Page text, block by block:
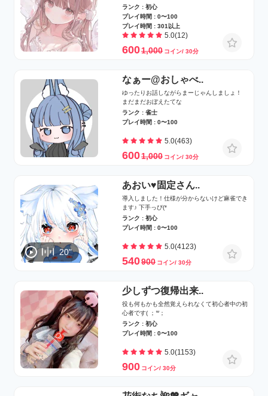
ランク : 初心
プレイ時間 : 0〜100
プレイ時間 : 301以上
5.0(12)
6001,000 コイン/ 30分
なぁー@おしゃべ..
ゆったりお話しながらまーじゃんしましょ！
まだまだおぼえたてな
ランク : 雀士
プレイ時間 : 0〜100
5.0(463)
6001,000 コイン/ 30分
20"
あおい♥固定さん..
導入しました！仕様が分からないけど麻雀でき
ます♪ 下手っぴ(*
ランク : 初心
プレイ時間 : 0〜100
5.0(4123)
540900 コイン/ 30分
少しずつ復帰出来..
役も何もかも全然覚えられなくて初心者中の初
心者です( ；꒳​；
ランク : 初心
プレイ時間 : 0〜100
5.0(1153)
900 コイン/ 30分